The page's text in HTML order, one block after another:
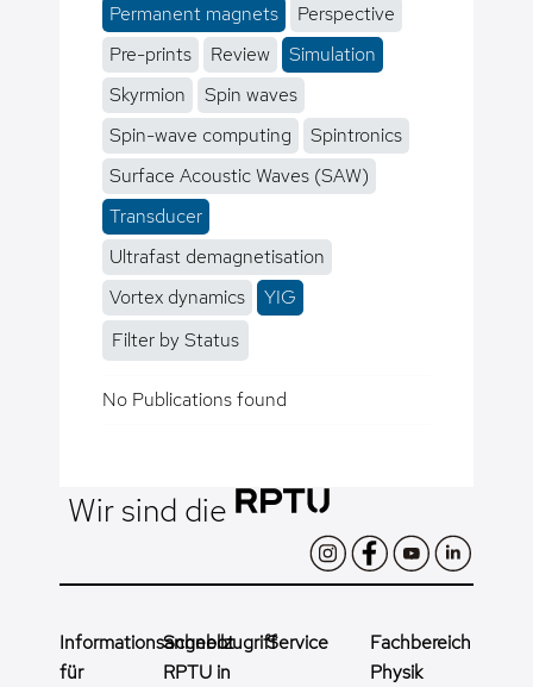
Permanent magnets
Perspective
Pre-prints
Review
Simulation
Skyrmion
Spin waves
Spin-wave computing
Spintronics
Surface Acoustic Waves (SAW)
Transducer
Ultrafast demagnetisation
Vortex dynamics
YIG
Filter by Status
No Publications found
Wir sind die
Informationsangebot
für
Schnellzugriff
RPTU in
Service
Fachbereich
Physik